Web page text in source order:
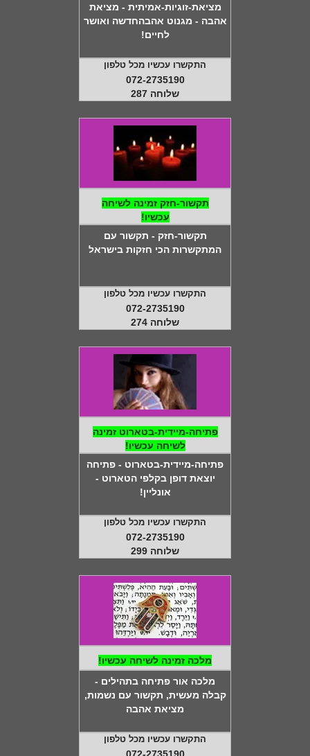
מציאת-זוגיות-אמיתית - מציאת
אהבה - מגנוט אהבהחדשה ואושר
לחיים!
התקשרו עכשיו מכל טלפון
072-2735190
שלוחה 287
תקשור-חזק זמינה לשיחה
עכשיו!
תקשור-חזק - תקשור עם
המתקשרות הכי חזקות בישראל
התקשרו עכשיו מכל טלפון
072-2735190
שלוחה 274
פתיחה-מיידית-בטארוט זמינה
לשיחה עכשיו!
פתיחה-מיידית-בטארוט - פתיחה
יוצאת דופן בקלפי הטארוט -
אונליין!
התקשרו עכשיו מכל טלפון
072-2735190
שלוחה 299
מלכה זמינה לשיחה עכשיו!
מלכה אור פתיחה בתהילים -
קבלה מעשית, תקשור עם נשמות,
מציאת אהבה
התקשרו עכשיו מכל טלפון